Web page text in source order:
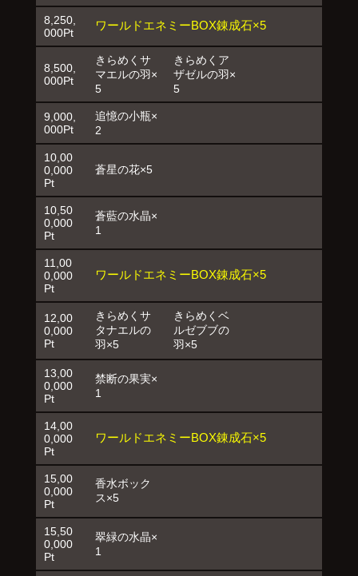
8,250,
000Pt
ワールドエネミーBOX錬成石×5
8,500,
000Pt
きらめくサ
マエルの羽×
5
きらめくア
ザゼルの羽×
5
9,000,
000Pt
追憶の小瓶×
2
10,00
0,000
Pt
蒼星の花×5
10,50
0,000
Pt
蒼藍の水晶×
1
11,00
0,000
Pt
ワールドエネミーBOX錬成石×5
12,00
0,000
Pt
きらめくサ
タナエルの
羽×5
きらめくベ
ルゼブブの
羽×5
13,00
0,000
Pt
禁断の果実×
1
14,00
0,000
Pt
ワールドエネミーBOX錬成石×5
15,00
0,000
Pt
香水ボック
ス×5
15,50
0,000
Pt
翠緑の水晶×
1